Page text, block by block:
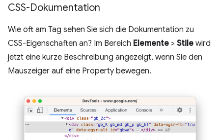
CSS-Dokumentation
Wie oft am Tag sehen Sie sich die Dokumentation zu
CSS-Eigenschaften an? Im Bereich Elemente > Stile wird
jetzt eine kurze Beschreibung angezeigt, wenn Sie den
Mauszeiger auf eine Property bewegen.